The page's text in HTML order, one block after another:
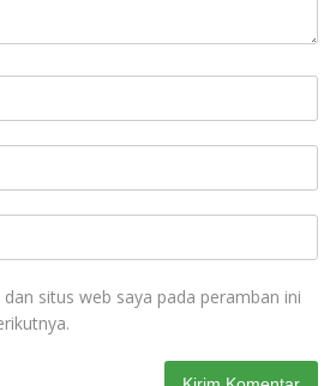
situs web saya pada peramban ini